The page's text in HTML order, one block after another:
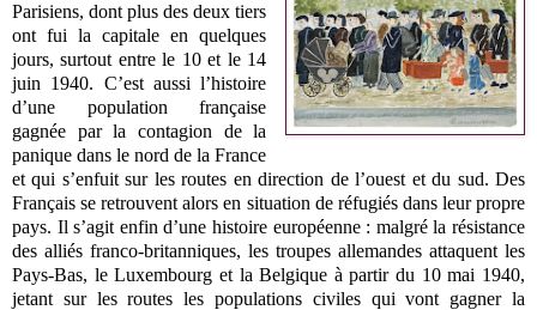
Parisiens, dont plus des deux tiers
ont fui la capitale en quelques
jours, surtout entre le 10 et le 14
juin 1940. C’est aussi l’histoire
d’une population française
gagnée par la contagion de la
panique dans le nord de la France
et qui s’enfuit sur les routes en direction de l’ouest et du sud. Des
Français se retrouvent alors en situation de réfugiés dans leur propre
pays. Il s’agit enfin d’une histoire européenne : malgré la résistance
des alliés franco-britanniques, les troupes allemandes attaquent les
Pays-Bas, le Luxembourg et la Belgique à partir du 10 mai 1940,
jetant sur les routes les populations civiles qui vont gagner la